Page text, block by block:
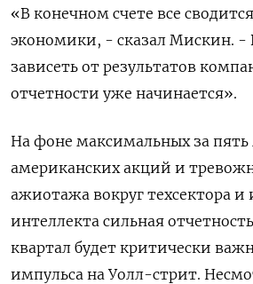
«В конечном счете все
экономики, - сказал Мискин. -
зависеть от результатов
отчетности уже начинается».
На фоне максимальных за пять
американских акций и
ажиотажа вокруг техсектора и
интеллекта сильная
квартал будет критически
импульса на Уолл-стрит.